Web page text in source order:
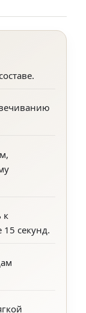
к
15 секунд.